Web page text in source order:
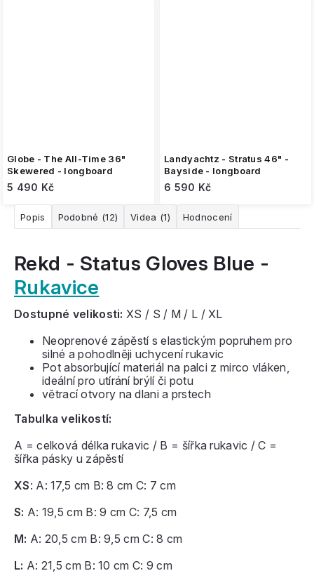
Globe - The All-Time 36"
Skewered - longboard
5 490 Kč
Landyachtz - Stratus 46" -
Bayside - longboard
6 590 Kč
Popis Podobné (12) Videa (1) Hodnocení
Rekd - Status Gloves Blue -
Rukavice
Dostupné velikosti: XS / S / M / L / XL
Neoprenové zápěstí s elastickým popruhem pro
silné a pohodlněji uchycení rukavic
Pot absorbující materiál na palci z mirco vláken,
ideální pro utírání brýlí či potu
větrací otvory na dlani a prstech
Tabulka velikostí:
A = celková délka rukavic / B = šířka rukavic / C =
šířka pásky u zápěstí
XS: A: 17,5 cm B: 8 cm C: 7 cm
S: A: 19,5 cm B: 9 cm C: 7,5 cm
M: A: 20,5 cm B: 9,5 cm C: 8 cm
L: A: 21,5 cm B: 10 cm C: 9 cm